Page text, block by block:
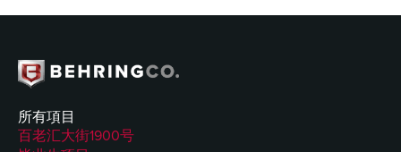
所有項目
百老汇大街1900号